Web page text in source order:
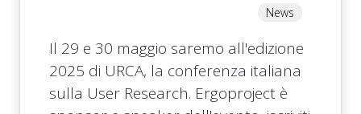
News
Il 29 e 30 maggio saremo all'edizione
2025 di URCA, la conferenza italiana
sulla User Research. Ergoproject è